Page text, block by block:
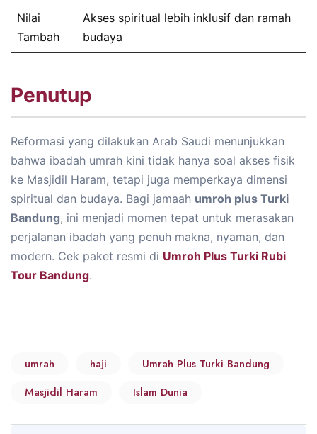
Nilai
Tambah
Akses spiritual lebih inklusif dan ramah
budaya
Penutup
Reformasi yang dilakukan Arab Saudi menunjukkan
bahwa ibadah umrah kini tidak hanya soal akses fisik
ke Masjidil Haram, tetapi juga memperkaya dimensi
spiritual dan budaya. Bagi jamaah umroh plus Turki
Bandung, ini menjadi momen tepat untuk merasakan
perjalanan ibadah yang penuh makna, nyaman, dan
modern. Cek paket resmi di Umroh Plus Turki Rubi
Tour Bandung.
umrah haji
Umrah Plus Turki Bandung
Masjidil Haram
Islam Dunia